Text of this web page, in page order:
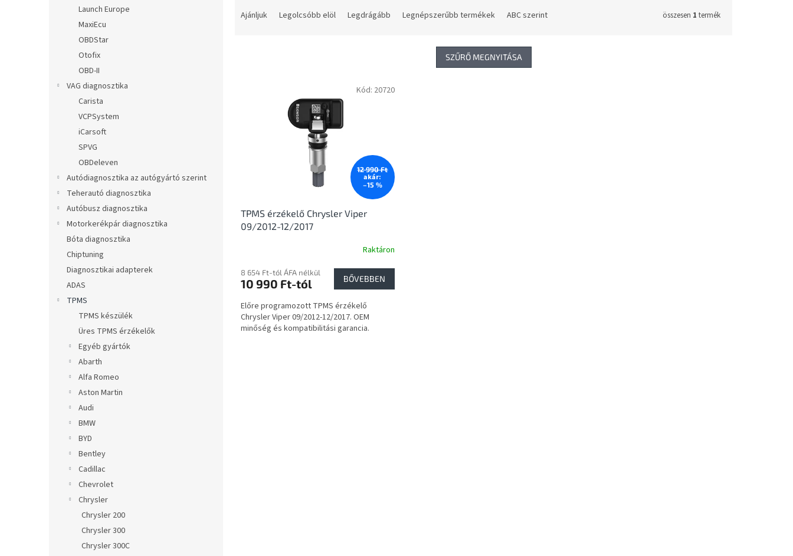
Launch Europe
MaxiEcu
OBDStar
Otofix
OBD-II
VAG diagnosztika
Carista
VCPSystem
iCarsoft
SPVG
OBDeleven
Autódiagnosztika az autógyártó szerint
Teherautó diagnosztika
Autóbusz diagnosztika
Motorkerékpár diagnosztika
Bóta diagnosztika
Chiptuning
Diagnosztikai adapterek
ADAS
TPMS
TPMS készülék
Üres TPMS érzékelők
Egyéb gyártók
Abarth
Alfa Romeo
Aston Martin
Audi
BMW
BYD
Bentley
Cadillac
Chevrolet
Chrysler
Chrysler 200
Chrysler 300
Chrysler 300C
Ajánljuk Legolcsóbb elöl Legdrágább Legnépszerűbb termékek ABC szerint összesen 1 termék
SZŰRŐ MEGNYITÁSA
12 990 Ft
akár:
–15 %
TPMS érzékelő Chrysler Viper
09/2012-12/2017
Raktáron
8 654 Ft-tól ÁFA nélkül
10 990 Ft-tól BŐVEBBEN
Előre programozott TPMS érzékelő
Chrysler Viper 09/2012-12/2017. OEM
minőség és kompatibilitási garancia.
Kód: 20720